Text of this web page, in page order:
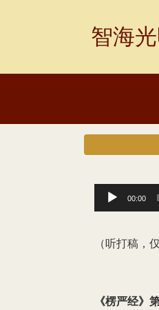
智海
频
播
00:00
（听打稿，
《楞严经》